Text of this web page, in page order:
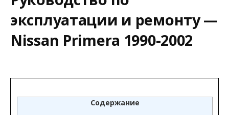
эксплуатации и ремонту —
Nissan Primera 1990-2002
Содержание